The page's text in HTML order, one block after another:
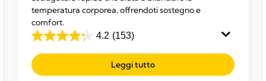
temperatura corporea, offrendoti sostegno e
comfort.
4.2 (153)
4.2
su
5
Leggi tutto